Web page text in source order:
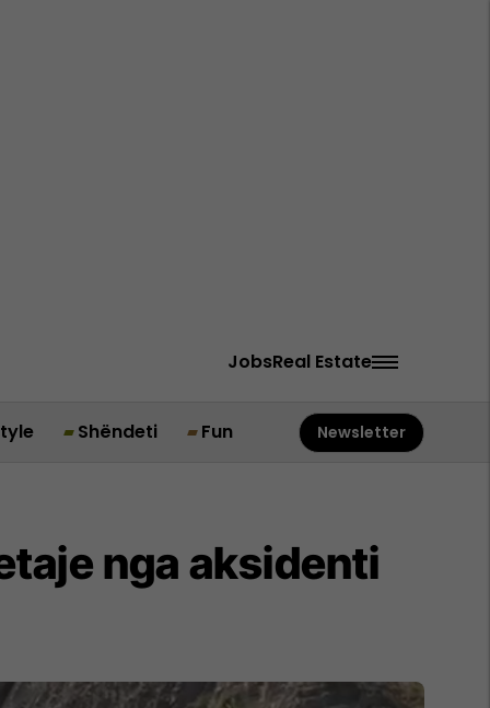
JobsReal Estate
Shëndeti Fun Newsletter
nga aksidenti